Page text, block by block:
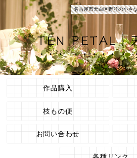
名古屋市天白区野並の小さ
TEN PETAL｜
作品購入
枝もの便
お問い合わせ